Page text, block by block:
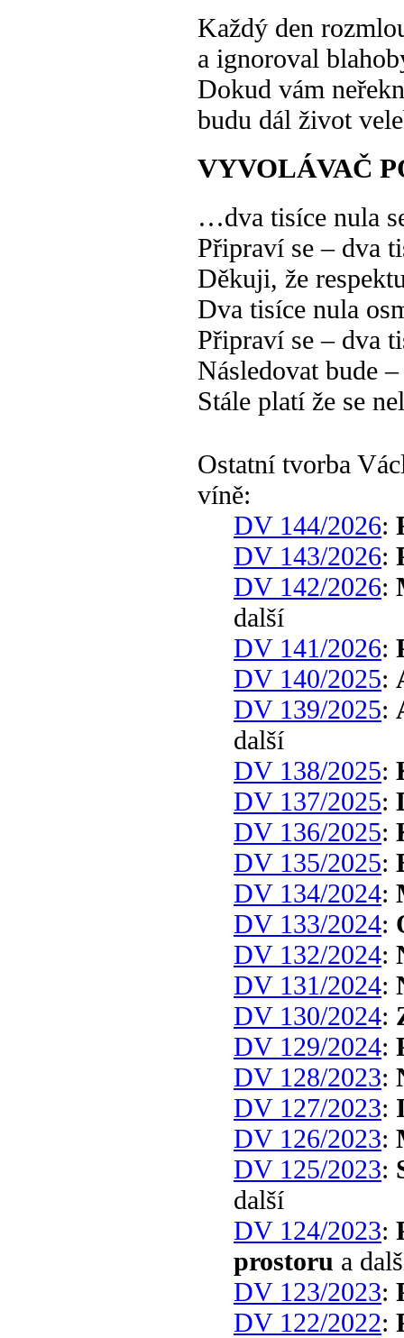
Každý den
a ignoroval
Dokud vám
budu dál život
VYVOLÁVAČ
…dva tisíce nula
Připraví se – dva
Děkuji, že
Dva tisíce nula
Připraví se – dva
Následovat bude
Stále platí že se
Ostatní tvorba
víně:
DV 144/2026:
DV 143/2026:
DV 142/2026:
další
DV 141/2026:
DV 140/2025:
DV 139/2025:
další
DV 138/2025:
DV 137/2025:
DV 136/2025:
DV 135/2025:
DV 134/2024:
DV 133/2024:
DV 132/2024:
DV 131/2024:
DV 130/2024:
DV 129/2024:
DV 128/2023:
DV 127/2023:
DV 126/2023:
DV 125/2023:
další
DV 124/2023:
prostoru a
DV 123/2023:
DV 122/2022: